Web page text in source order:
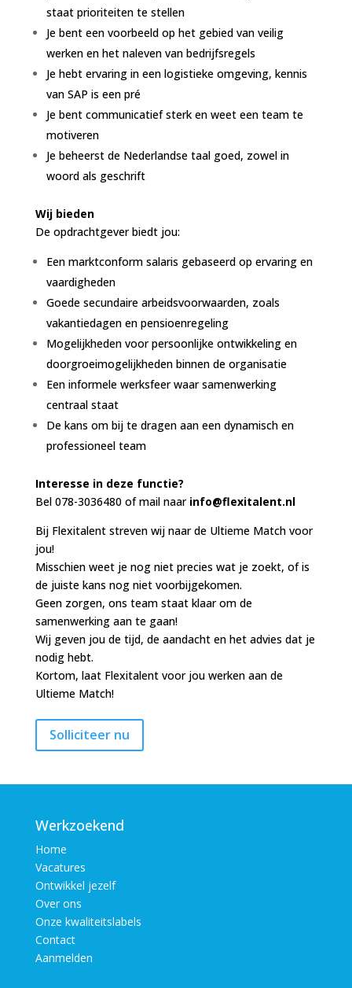
staat prioriteiten te stellen
Je bent een voorbeeld op het gebied van veilig
werken en het naleven van bedrijfsregels
Je hebt ervaring in een logistieke omgeving, kennis
van SAP is een pré
Je bent communicatief sterk en weet een team te
motiveren
Je beheerst de Nederlandse taal goed, zowel in
woord als geschrift
Wij bieden
De opdrachtgever biedt jou:
Een marktconform salaris gebaseerd op ervaring en
vaardigheden
Goede secundaire arbeidsvoorwaarden, zoals
vakantiedagen en pensioenregeling
Mogelijkheden voor persoonlijke ontwikkeling en
doorgroeimogelijkheden binnen de organisatie
Een informele werksfeer waar samenwerking
centraal staat
De kans om bij te dragen aan een dynamisch en
professioneel team
Interesse in deze functie?
Bel 078-3036480 of mail naar info@flexitalent.nl
Bij Flexitalent streven wij naar de Ultieme Match voor
jou!
Misschien weet je nog niet precies wat je zoekt, of is
de juiste kans nog niet voorbijgekomen.
Geen zorgen, ons team staat klaar om de
samenwerking aan te gaan!
Wij geven jou de tijd, de aandacht en het advies dat je
nodig hebt.
Kortom, laat Flexitalent voor jou werken aan de
Ultieme Match!
Werkzoekend
Home
Vacatures
Ontwikkel jezelf
Over ons
Onze kwaliteitslabels
Contact
Aanmelden